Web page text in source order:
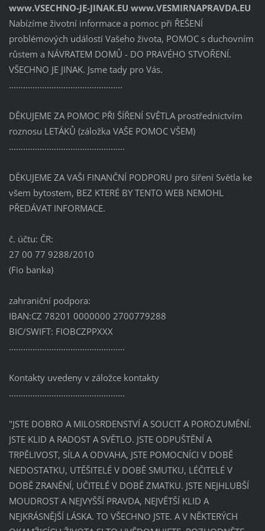
www.VSECHNO-JE-JINAK.EU www.VESMIRNAPRAVDA.EU
Nabízíme životní informace a pomoc při ŘEŠENÍ
problémových událostí Vašeho života, POMOC s duchovním
růstem a NÁVRATEM DOMŮ - DO PRAVÉHO STVOŘENÍ.
VŠECHNO JE JINAK. Jsme tady pro Vás.
................................................
DĚKUJEME ZA POMOC PŘI ŠÍŘENÍ SVĚTLA prostřednictvím
roznosu LETÁKŮ (záložka VAŠE POMOC VŠEM)
.................................................
DĚKUJEME ZA VAŠI FINANČNÍ PODPORU pro šíření Světla ke
všem bytostem, BEZ KTERÉ BY TENTO WEB NEMOHL
PŘEDÁVAT INFORMACE.
č. účtu: ČR:
27 00 77 9288/2010
(Fio banka)
zahraniční podpora:
IBAN:CZ 78201 0000000 2700779288
BIC/SWIFT: FIOBCZPPXXX
.................................................
Kontakty uvedeny v záložce kontakty
.................................................
"JSTE DOBRO A MILOSRDENSTVÍ A SOUCIT A POROZUMĚNÍ.
JSTE KLID A RADOST A SVĚTLO. JSTE ODPUŠTĚNÍ A
TRPĚLIVOST, SÍLA A ODVAHA, JSTE POMOCNÍCI V DOBĚ
NEDOSTATKU, UTĚŠITELÉ V DOBĚ SMUTKU, LÉČITELÉ V
DOBĚ ZRANĚNÍ, UČITELÉ V DOBĚ ZMATKU. JSTE NEJHLUBŠÍ
MOUDROST A NEJVYŠŠÍ PRAVDA, NEJVĚTŠÍ KLID A
NEJKRÁSNĚJŠÍ LÁSKA. TO VŠECHNO JSTE. A V NĚKTERÝCH